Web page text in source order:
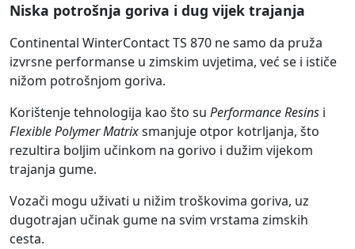
Niska potrošnja goriva i dug vijek trajanja
Continental WinterContact TS 870 ne samo da pruža
izvrsne performanse u zimskim uvjetima, već se i ističe
nižom potrošnjom goriva.
Korištenje tehnologija kao što su Performance Resins i
Flexible Polymer Matrixsmanjuje otpor kotrljanja, što
rezultira boljim učinkom na gorivo i dužim vijekom
trajanja gume.
Vozači mogu uživati u nižim troškovima goriva, uz
dugotrajan učinak gume na svim vrstama zimskih
cesta.